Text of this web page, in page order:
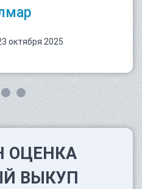
октября 2025
ОЦЕНКА
ВЫКУП